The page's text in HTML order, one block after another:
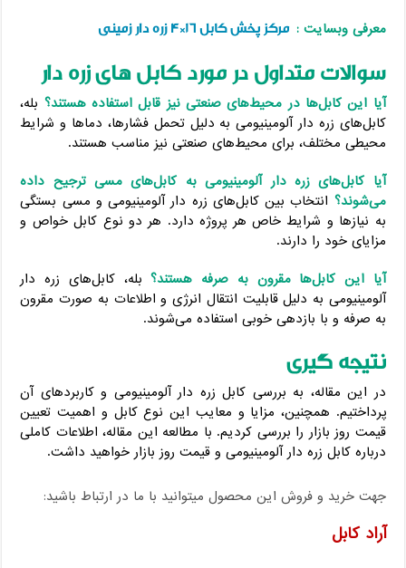
معرفی وبسایت : مرکز پخش کابل 16*4 زره دار زمینی
سوالات متداول در مورد کابل های زره دار
آیا این کابل‌ها در محیط‌های صنعتی نیز قابل استفاده هستند؟ بله،
کابل‌های زره دار آلومینیومی به دلیل تحمل فشارها، دماها و شرایط
محیطی مختلف، برای محیط‌های صنعتی نیز مناسب هستند.
آیا کابل‌های زره دار آلومینیومی به کابل‌های مسی ترجیح داده
می‌شوند؟ انتخاب بین کابل‌های زره دار آلومینیومی و مسی بستگی
به نیاز‌ها و شرایط خاص هر پروژه دارد. هر دو نوع کابل خواص و
مزایای خود را دارند.
آیا این کابل‌ها مقرون به صرفه هستند؟بله، کابل‌های زره دار
آلومینیومی به دلیل قابلیت انتقال انرژی و اطلاعات به صورت مقرون
به صرفه و با بازدهی خوبی استفاده می‌شوند.
نتیجه ‌گیری
در این مقاله، به بررسی کابل زره دار آلومینیومی و کاربردهای آن
پرداختیم. همچنین، مزایا و معایب این نوع کابل و اهمیت تعیین
قیمت روز بازار را بررسی کردیم. با مطالعه این مقاله، اطلاعات کاملی
درباره کابل زره دار آلومینیومی و قیمت روز بازار خواهید داشت.
جهت خرید و فروش این محصول میتوانید با ما در ارتباط باشید:
آراد کابل